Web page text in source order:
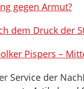
gegen Armut?
dem Druck der
Pispers –
Service der